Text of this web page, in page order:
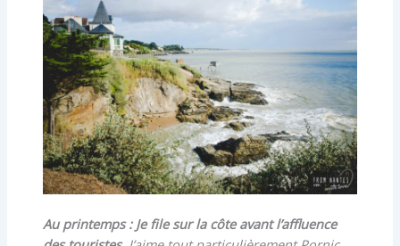
Au printemps : Je file sur la côte avant l’affluence